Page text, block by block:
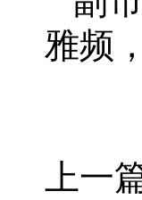
雅频
上一